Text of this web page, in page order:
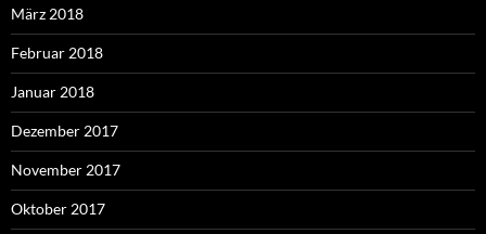
März 2018
Februar 2018
Januar 2018
Dezember 2017
November 2017
Oktober 2017